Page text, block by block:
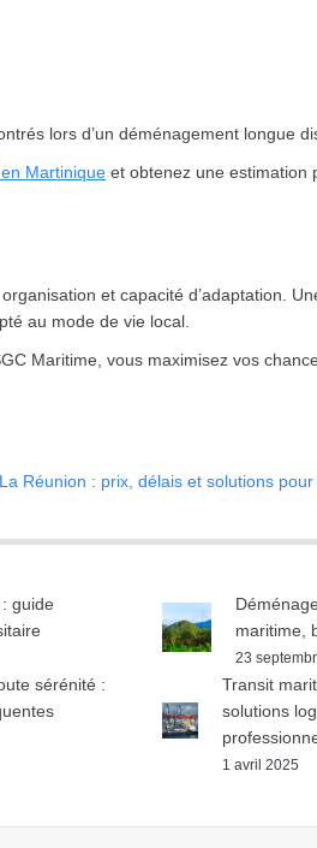
lors d’un déménagement longue
Martinique et obtenez une estimation
et capacité d’adaptation.
au mode de vie local.
Maritime, vous maximisez vos
Réunion : prix, délais et solutions
guide
maritime,
23
sérénité :
Transit
solutions
1 avril 2025